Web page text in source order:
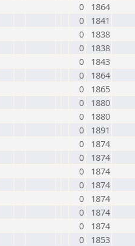
0
1864
0
1841
0
1838
0
1838
0
1843
0
1864
0
1865
0
1880
0
1880
0
1891
0
1874
0
1874
0
1874
0
1874
0
1874
0
1874
0
1874
0
1853